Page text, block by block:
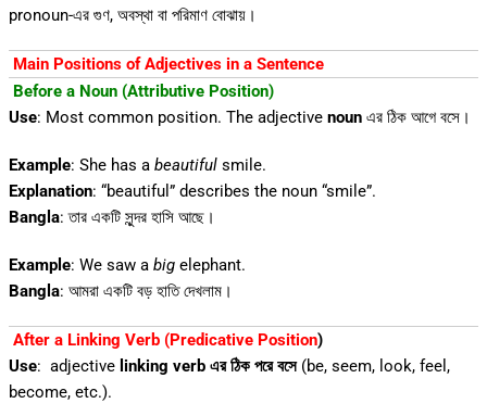
pronoun-এর গুণ, অবস্থা বা পরিমাণ বোঝায়।
Main Positions of Adjectives in a Sentence
Before a Noun (Attributive Position)
Use: Most common position. The adjective nounএর ঠিক আগে বসে।
Example: She has a beautifulsmile.
Explanation: “beautiful” describes the noun “smile”.
Bangla: তার একটি সুন্দর হাসি আছে।
Example: We saw a bigelephant.
Bangla: আমরা একটি বড় হাতি দেখলাম।
After a Linking Verb (Predicative Position)
Use: adjective linking verb এর ঠিক পরে বসে(be, seem, look, feel,
become, etc.).